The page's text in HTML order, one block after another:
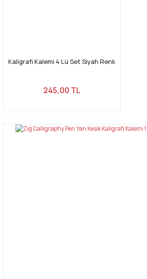
Kaligrafi Kalemi 4 Lü Set Siyah Renk
245,00 TL